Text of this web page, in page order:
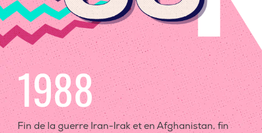
1988
Fin de la guerre Iran-Irak et en Afghanistan, fin